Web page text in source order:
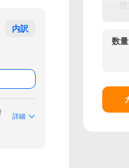
内訳
詳細
組
数量